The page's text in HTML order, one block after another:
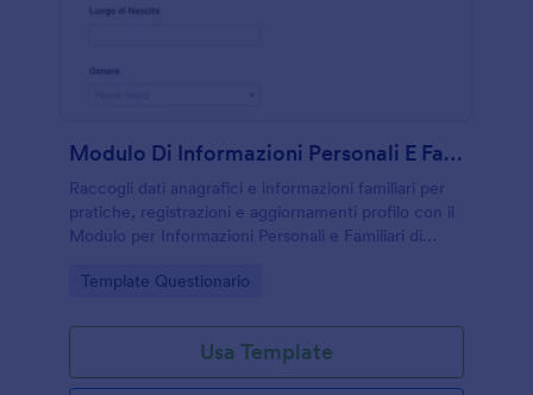
Modulo Di Informazioni Personali E Familiari Questionario
Raccogli dati anagrafici e informazioni familiari per
pratiche, registrazioni e aggiornamenti profilo con il
Modulo per Informazioni Personali e Familiari di
organizzazioni.
Go to Category:
Template Questionario
Usa Template